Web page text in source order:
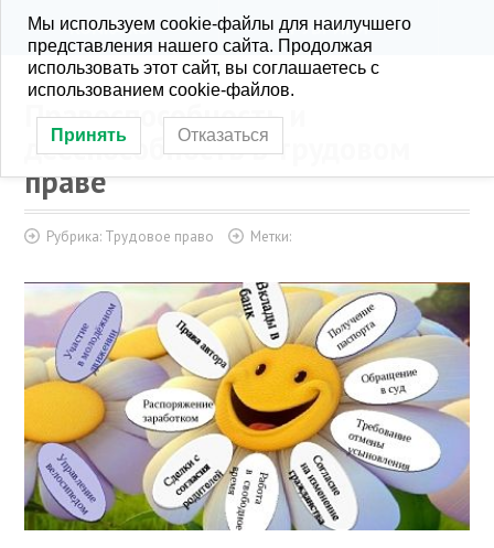
KONRA.RU РУБРИКИ
Правоспособность и
дееспособность в трудовом
праве
Рубрика: Трудовое право Метки:
Мы используем cookie-файлы для наилучшего
представления нашего сайта. Продолжая
использовать этот сайт, вы соглашаетесь с
использованием cookie-файлов.
Принять Отказаться